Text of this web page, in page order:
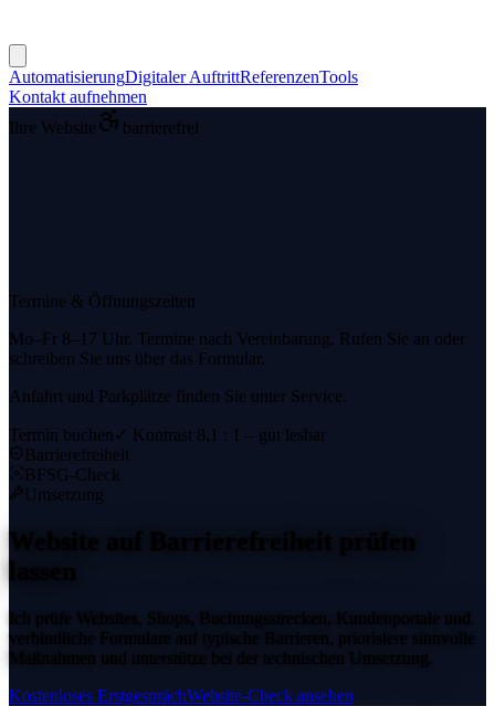
AutomatisierungDigitaler AuftrittReferenzenTools
Kontakt aufnehmen
Ihre Website
barrierefrei
Termine & Öffnungszeiten
Mo–Fr 8–17 Uhr. Termine nach Vereinbarung. Rufen Sie an oder
schreiben Sie uns über das Formular.
Anfahrt und Parkplätze finden Sie unter Service.
Termin buchen ✓ Kontrast 8,1 : 1 – gut lesbar
Barrierefreiheit
BFSG-Check
Umsetzung
Website auf Barrierefreiheit prüfen
lassen
Ich prüfe Websites, Shops, Buchungsstrecken, Kundenportale und
verbindliche Formulare auf typische Barrieren, priorisiere sinnvolle
Maßnahmen und unterstütze bei der technischen Umsetzung.
Kostenloses ErstgesprächWebsite-Check ansehen